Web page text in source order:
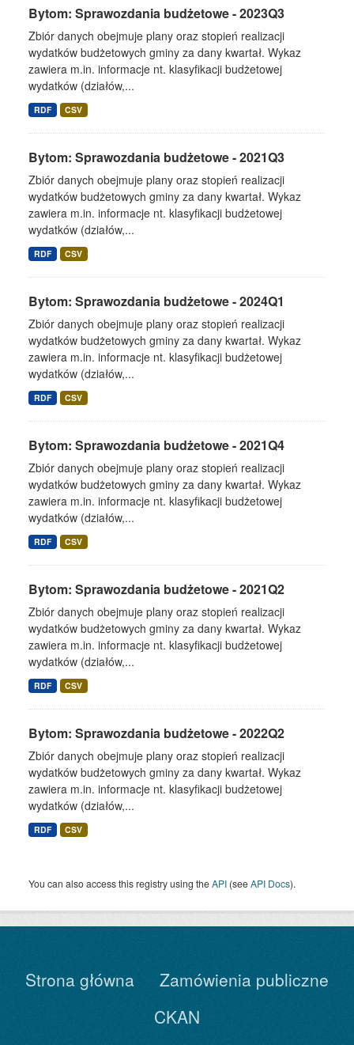
Bytom: Sprawozdania budżetowe - 2023Q3
Zbiór danych obejmuje plany oraz stopień realizacji
wydatków budżetowych gminy za dany kwartał. Wykaz
zawiera m.in. informacje nt. klasyfikacji budżetowej
wydatków (działów,...
RDF CSV
Bytom: Sprawozdania budżetowe - 2021Q3
Zbiór danych obejmuje plany oraz stopień realizacji
wydatków budżetowych gminy za dany kwartał. Wykaz
zawiera m.in. informacje nt. klasyfikacji budżetowej
wydatków (działów,...
RDF CSV
Bytom: Sprawozdania budżetowe - 2024Q1
Zbiór danych obejmuje plany oraz stopień realizacji
wydatków budżetowych gminy za dany kwartał. Wykaz
zawiera m.in. informacje nt. klasyfikacji budżetowej
wydatków (działów,...
RDF CSV
Bytom: Sprawozdania budżetowe - 2021Q4
Zbiór danych obejmuje plany oraz stopień realizacji
wydatków budżetowych gminy za dany kwartał. Wykaz
zawiera m.in. informacje nt. klasyfikacji budżetowej
wydatków (działów,...
RDF CSV
Bytom: Sprawozdania budżetowe - 2021Q2
Zbiór danych obejmuje plany oraz stopień realizacji
wydatków budżetowych gminy za dany kwartał. Wykaz
zawiera m.in. informacje nt. klasyfikacji budżetowej
wydatków (działów,...
RDF CSV
Bytom: Sprawozdania budżetowe - 2022Q2
Zbiór danych obejmuje plany oraz stopień realizacji
wydatków budżetowych gminy za dany kwartał. Wykaz
zawiera m.in. informacje nt. klasyfikacji budżetowej
wydatków (działów,...
RDF CSV
You can also access this registry using theAPI (seeAPI Docs).
Strona główna
Zamówienia publiczne
CKAN